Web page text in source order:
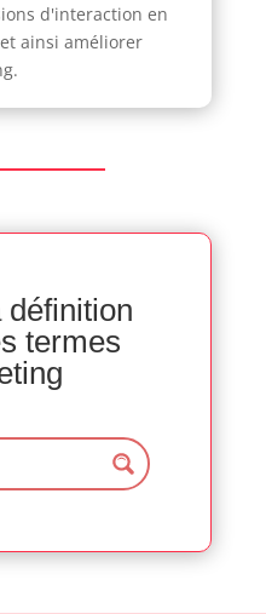
d'interaction en
ainsi améliorer
termes